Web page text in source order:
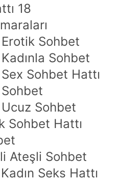
18
Sohbet
Sohbet
Sohbet Hattı
Sohbet
Sohbet Hattı
Ateşli Sohbet
Seks Hattı